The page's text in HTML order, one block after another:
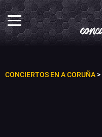
CONCIERTOS EN A CORUÑA>